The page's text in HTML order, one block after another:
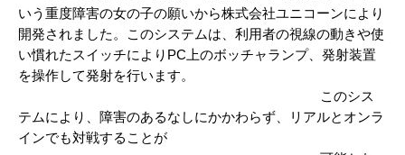
いう重度障害の女の子の願いから株式会社ユニコーンにより
開発されました。このシステムは、利用者の視線の動きや使
い慣れたスイッチによりPC上のボッチャランプ、発射装置
を操作して発射を行います。
このシス
テムにより、障害のあるなしにかかわらず、リアルとオンラ
インでも対戦することが